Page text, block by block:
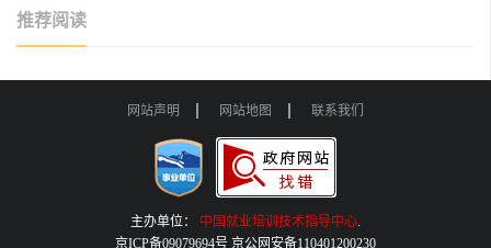
推荐阅读
网站声明 网站地图 联系我们
主办单位： 中国就业培训技术指导中心.
京ICP备09079694号 京公网安备110401200230